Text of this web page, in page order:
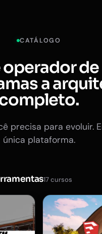
CATÁLOGO
operador de
a
precisa para evoluir.
única plataforma.
17 cursos